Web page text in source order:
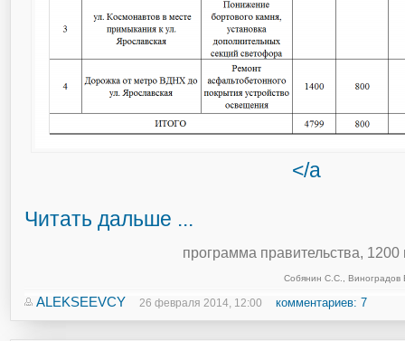
</a
Читать дальше ...
программа правительства, 1200
Собянин С.С.
ALEKSEEVCY 26 февраля 2014, 12:00 комментариев: 7